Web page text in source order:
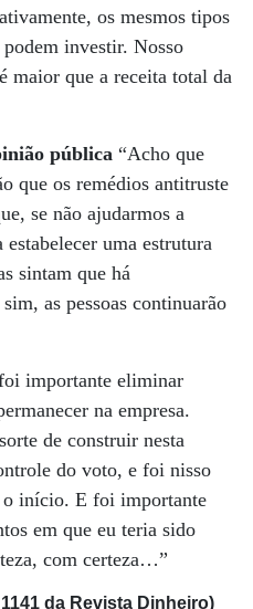
os mesmos tipos
investir. Nosso
maior que a receita total da
pública “Acho que
que os remédios antitruste
se não ajudarmos a
estabelecer uma estrutura
sintam que há
as pessoas continuarão
importante eliminar
na empresa.
de construir nesta
do voto, e foi nisso
o início. E foi importante
em que eu teria sido
com certeza…”
da Revista Dinheiro)